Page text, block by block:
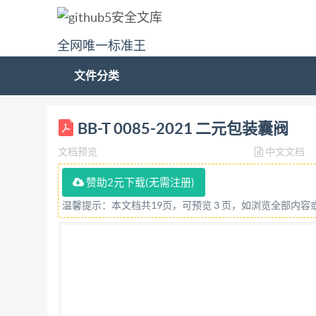
全网唯一标准王
文件分类
ICS 55.040 BB CCS A 82 中华人民共和国包
2022-02-01实施 中华人民共和国工业和信息
5.1 外观 5.2 尺寸 5.3 性能 5.4 相容性 5.5 有害
限度 检验规则 13 7.1, 检验分类 13 7.2 出厂检
8.4 贮存 15 BB/T0085—2021 前言 本文件按
国包装标准化技术委员会（SAC/TC49）提
昌喷 雾泵有限公司、亚联创展包装（清远）
州保赐利化工有限公司、珠海凯中有限公司
辉、徐礼才、连兴隆、梁高健、葛宏、杨进
范围 本文件规定了二元包装囊阀的分类、要
BB-T 0085-2021 二元包装囊阀
文档预览 中文文档
赞助2元下载(无需注册)
温馨提示：本文档共19页，可预览 3 页，如浏览全部内